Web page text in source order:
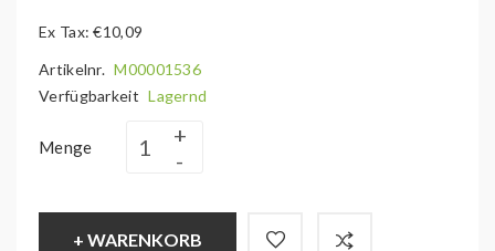
Ex Tax: €10,09
Artikelnr. M00001536
Verfügbarkeit Lagernd
Menge
+ WARENKORB